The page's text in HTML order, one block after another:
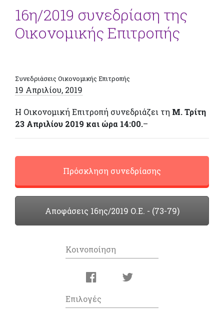
16η/2019 συνεδρίαση της
Οικονομικής Επιτροπής
Συνεδριάσεις Οικονομικής Επιτροπής
19 Απριλίου, 2019
Η Οικονομική Επιτροπή συνεδριάζει τη Μ. Τρίτη
23 Απριλίου 2019 και ώρα 14:00.–
Πρόσκληση συνεδρίασης
Αποφάσεις 16ης/2019 Ο.Ε. - (73-79)
Κοινοποίηση
Επιλογές